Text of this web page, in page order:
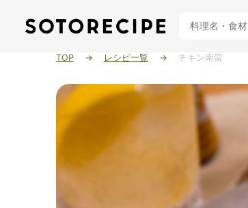
TOP
レシピ一覧 チキン南蛮